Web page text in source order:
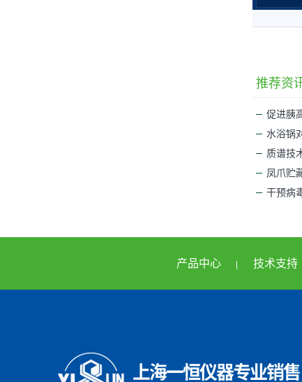
推荐资
促进胰
水浴锅
质谱技
凤爪贮
干预病
产品中心 技术支持